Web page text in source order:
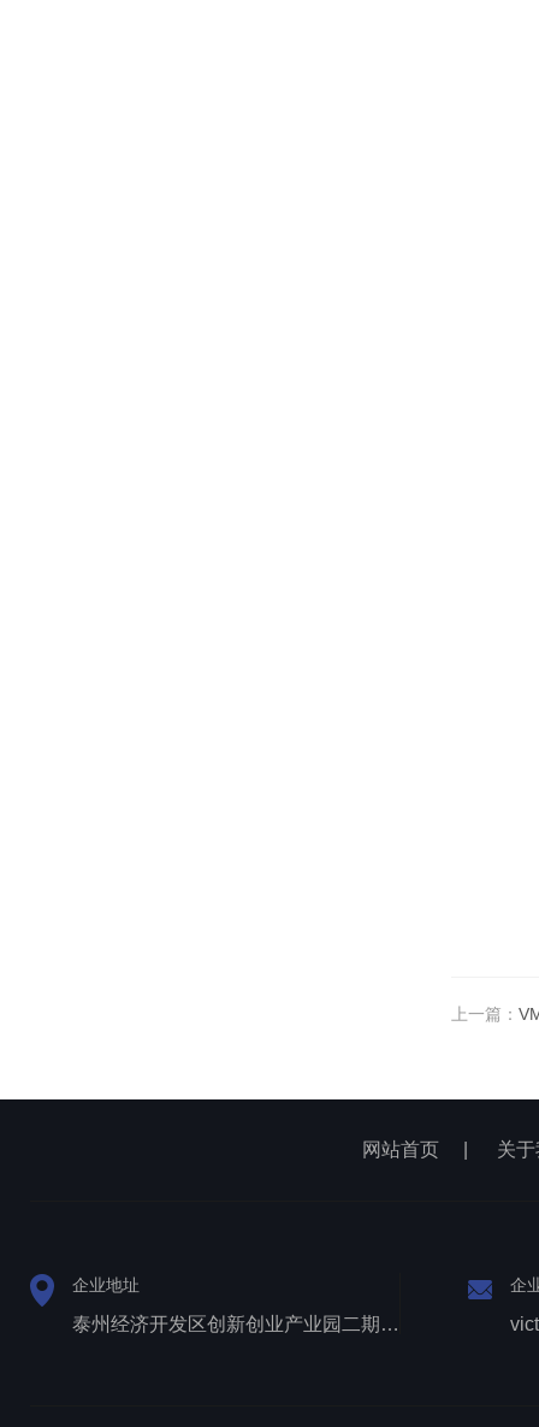
上一篇：
网站首页 关
企业地址
泰州经济开发区创新创业产业园二期1号厂房西侧三层
企